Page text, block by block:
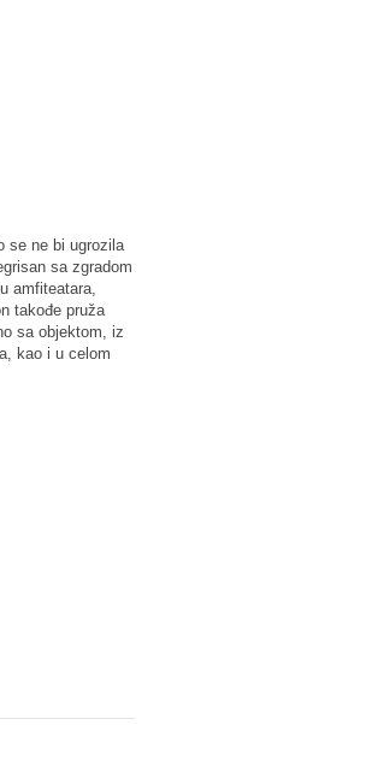
se ne bi ugrozila
sa zgradom
amfiteatara,
takođe pruža
sa objektom, iz
kao i u celom